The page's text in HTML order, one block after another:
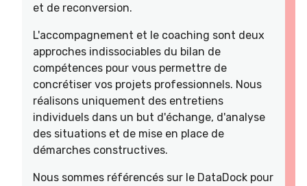
et de reconversion.
L'accompagnement et le coaching sont deux
approches indissociables du bilan de
compétences pour vous permettre de
concrétiser vos projets professionnels. Nous
réalisons uniquement des entretiens
individuels dans un but d'échange, d'analyse
des situations et de mise en place de
démarches constructives.
Nous sommes référencés sur le DataDock pour